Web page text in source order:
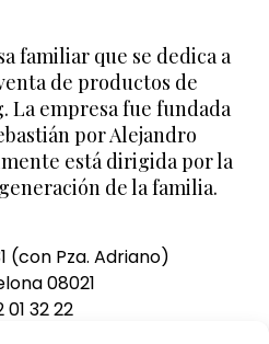
familiar que se dedica a
de productos de
La empresa fue fundada
por Alejandro
está dirigida por la
de la familia.
(con Pza. Adriano)
08021
01 32 22